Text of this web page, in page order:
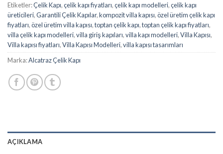
Etiketler:Çelik Kapı,çelik kapı fiyatları,çelik kapı modelleri,çelik kapı
üreticileri,Garantili Çelik Kapılar,kompozit villa kapısı,özel üretim çelik kapı
fiyatları,özel üretim villa kapısı,toptan çelik kapı,toptan çelik kapı fiyatları,
villa çelik kapı modelleri,villa giriş kapıları,villa kapı modelleri,Villa Kapısı,
Villa kapısı fiyatları,Villa Kapısı Modelleri,villa kapısı tasarımları
Marka:Alcatraz Çelik Kapı
AÇIKLAMA